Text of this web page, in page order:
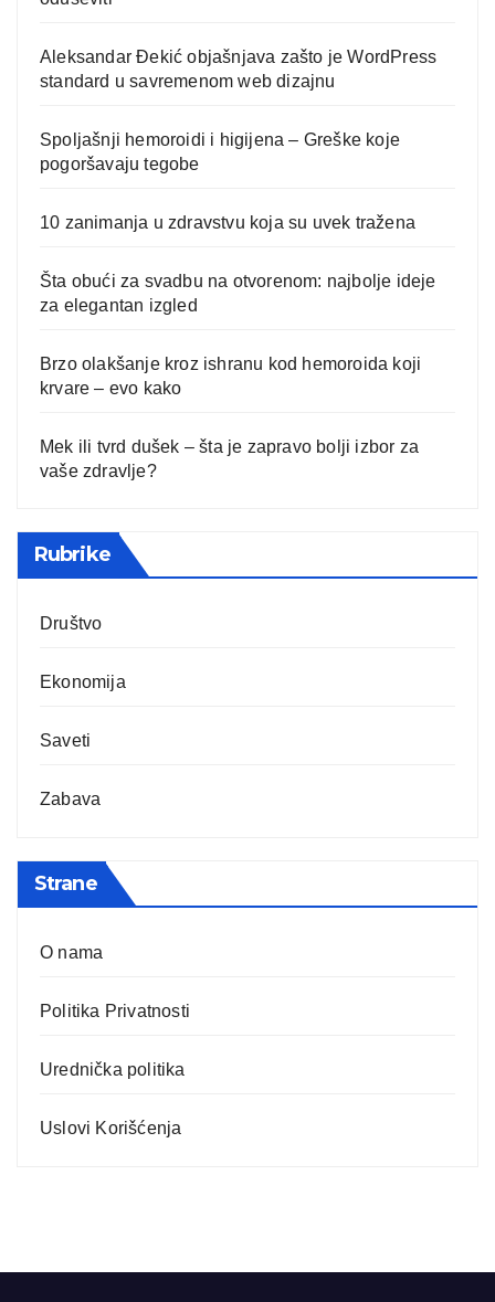
Aleksandar Đekić objašnjava zašto je WordPress
standard u savremenom web dizajnu
Spoljašnji hemoroidi i higijena – Greške koje
pogoršavaju tegobe
10 zanimanja u zdravstvu koja su uvek tražena
Šta obući za svadbu na otvorenom: najbolje ideje
za elegantan izgled
Brzo olakšanje kroz ishranu kod hemoroida koji
krvare – evo kako
Mek ili tvrd dušek – šta je zapravo bolji izbor za
vaše zdravlje?
Rubrike
Društvo
Ekonomija
Saveti
Zabava
Strane
O nama
Politika Privatnosti
Urednička politika
Uslovi Korišćenja